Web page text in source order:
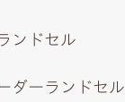
ンドセル
ダーランドセル